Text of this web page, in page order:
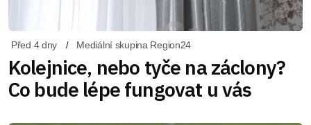
Před 4 dny Mediální skupina Region24
Kolejnice, nebo tyče na záclony?
Co bude lépe fungovat u vás